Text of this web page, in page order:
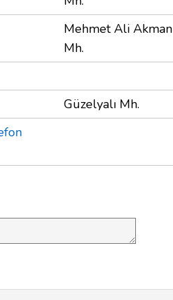
Mehmet Ali Akman
Mh.
Güzelyalı Mh.